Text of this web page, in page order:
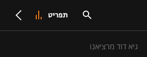
תפריט
גיא דוד מרציאנו